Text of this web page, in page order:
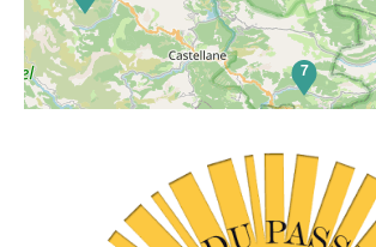
C'est un spectacle de danse
Passeur / Efi Farmaki), fait revivre la
et des lavandières en chant, texte et
médiation pour les enfants avant la
7